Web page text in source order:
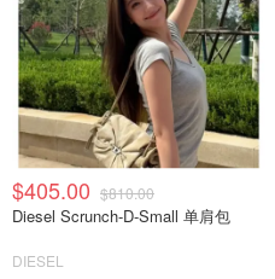
$405.00 $810.00
Diesel Scrunch-D-Small 单肩包
DIESEL